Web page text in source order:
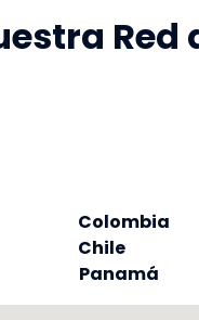
Colombia
Chile
Panamá